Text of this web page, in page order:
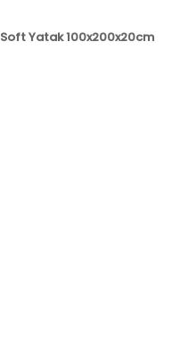
Soft Yatak 100x200x20cm